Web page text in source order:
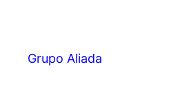
Grupo Aliada